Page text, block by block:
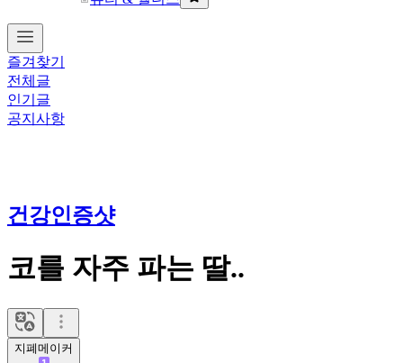
즐겨찾기
전체글
인기글
공지사항
건강인증샷
코를 자주 파는 딸..
지폐메이커